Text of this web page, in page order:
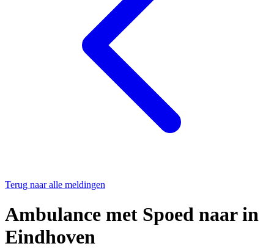
Terug naar alle meldingen
Ambulance met Spoed naar in
Eindhoven